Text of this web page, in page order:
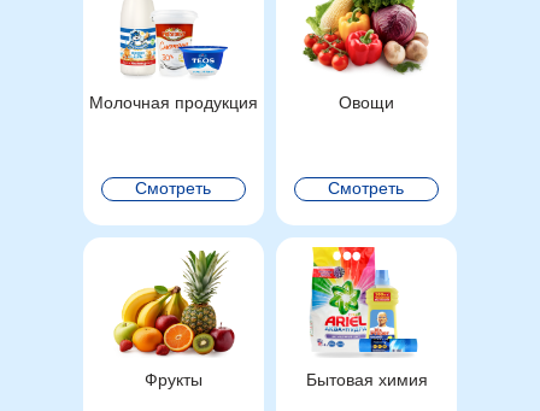
Бытовая химия
Фрукты
Смотреть
Овощи
Смотреть
Молочная продукция